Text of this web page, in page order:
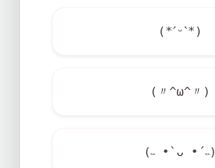
(*ˊᵕˋ*)
(〃^ω^〃)
(˵ •̀ ᴗ •́ ˵)